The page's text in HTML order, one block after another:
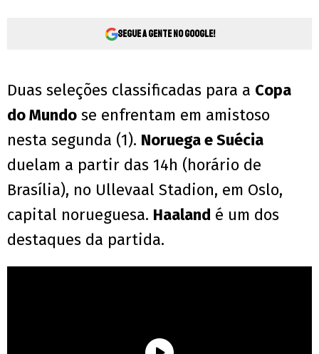
Segue a gente no Google!
Duas seleções classificadas para a Copa
do Mundo se enfrentam em amistoso
nesta segunda (1). Noruega e Suécia
duelam a partir das 14h (horário de
Brasília), no Ullevaal Stadion, em Oslo,
capital norueguesa. Haaland é um dos
destaques da partida.